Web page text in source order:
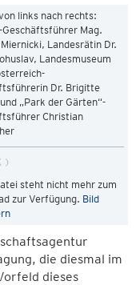
links nach rechts:
Geschäftsführer Mag.
Landesrätin Dr.
Landesmuseum
Dr. Brigitte
„Park der Gärten“-
Christian
steht nicht mehr zum
zur Verfügung. Bild
die diesmal im
dieses